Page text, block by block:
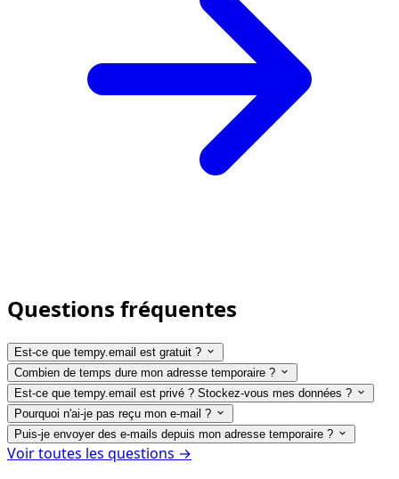
Questions fréquentes
Est-ce que tempy.email est gratuit ?
Combien de temps dure mon adresse temporaire ?
Est-ce que tempy.email est privé ? Stockez-vous mes données ?
Pourquoi n'ai-je pas reçu mon e-mail ?
Puis-je envoyer des e-mails depuis mon adresse temporaire ?
Voir toutes les questions →